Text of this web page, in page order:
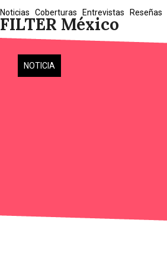
FILTER México
Noticias Coberturas Entrevistas Reseñas
NOTICIA